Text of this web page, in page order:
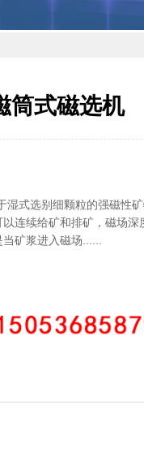
筒式磁选机
湿式选别细颗粒的强磁性
连续给矿和排矿，磁场深
矿浆进入磁场......